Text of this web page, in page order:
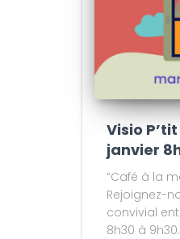
Visio
janvier
“Café à la
Rejoignez-
convivial
8h30 à